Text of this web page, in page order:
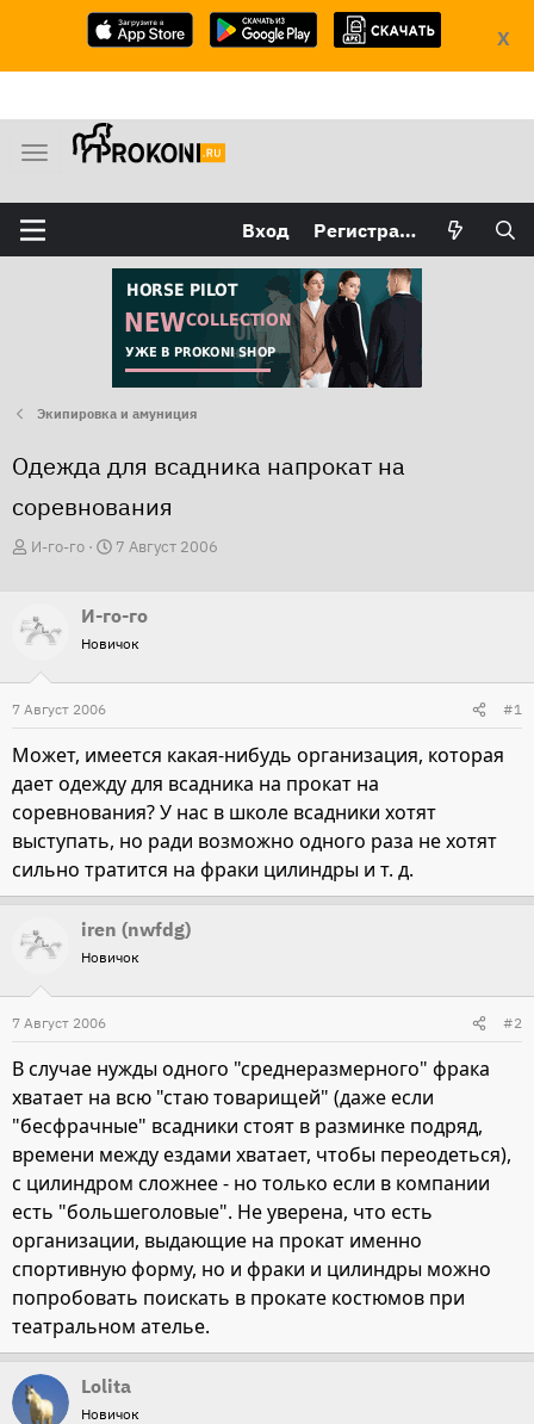
X
М
н
ю
Вход Регистрация
Экипировка и амуниция
Одежда для всадника напрокат на
соревнования
А
о
т
е
И-го-го
Д
а
7 Август 2006
И-го-го
Новичок
7 Август 2006 #1
Может, имеется какая-нибудь организация, которая
дает одежду для всадника на прокат на
соревнования? У нас в школе всадники хотят
выступать, но ради возможно одного раза не хотят
сильно тратится на фраки цилиндры и т. д.
iren (nwfdg)
Новичок
7 Август 2006 #2
В случае нужды одного "среднеразмерного" фрака
хватает на всю "стаю товарищей" (даже если
"бесфрачные" всадники стоят в разминке подряд,
времени между ездами хватает, чтобы переодеться),
с цилиндром сложнее - но только если в компании
есть "большеголовые". Не уверена, что есть
организации, выдающие на прокат именно
спортивную форму, но и фраки и цилиндры можно
попробовать поискать в прокате костюмов при
театральном ателье.
Lolita
Новичок